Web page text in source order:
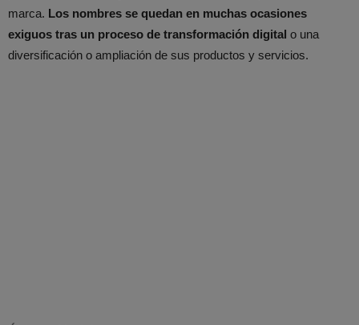
marca. Los nombres se quedan en muchas ocasiones
exiguos tras un proceso de transformación digital o una
diversificación o ampliación de sus productos y servicios.